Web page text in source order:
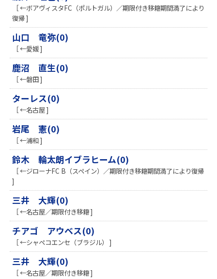
［ ←ボアヴィスタFC（ポルトガル）／期限付き移籍期間満了により
復帰 ]
山口 竜弥(0)
［ ←愛媛 ]
鹿沼 直生(0)
［ ←磐田 ]
ターレス(0)
［ ←名古屋 ]
岩尾 憲(0)
［ ←浦和 ]
鈴木 輪太朗イブラヒーム(0)
［ ←ジローナFC B（スペイン）／期限付き移籍期間満了により復帰
]
三井 大輝(0)
［ ←名古屋／期限付き移籍 ]
チアゴ アウベス(0)
［ ←シャペコエンセ（ブラジル） ]
三井 大輝(0)
［ ←名古屋／期限付き移籍 ]